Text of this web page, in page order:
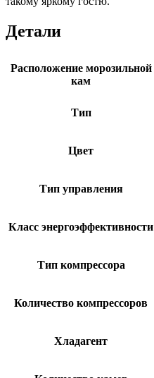
Детали
Расположение морозильной
кам
Тип
Цвет
Тип управления
Класс энергоэффективности
Тип компрессора
Количество компрессоров
Хладагент